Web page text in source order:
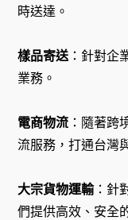
時送達。
樣品寄送：針對企
業務。
電商物流 ：隨著跨
流服務，打通台灣
大宗貨物運輸：針
們提供高效、安全